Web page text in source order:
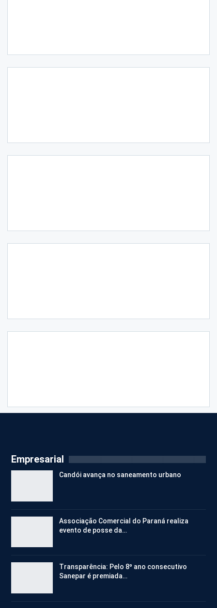
Empresarial
Candói avança no saneamento urbano
Associação Comercial do Paraná realiza
evento de posse da…
Transparência: Pelo 8º ano consecutivo
Sanepar é premiada…